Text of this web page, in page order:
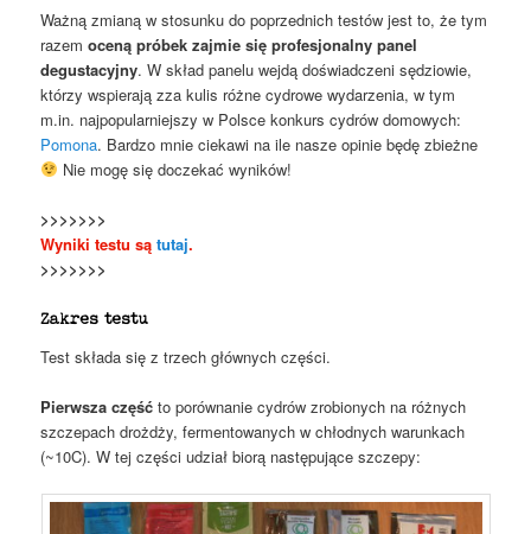
Ważną zmianą w stosunku do poprzednich testów jest to, że tym
razemoceną próbek zajmie się profesjonalny panel
degustacyjny. W skład panelu wejdą doświadczeni sędziowie,
którzy wspierają zza kulis różne cydrowe wydarzenia, w tym
m.in. najpopularniejszy w Polsce konkurs cydrów domowych:
Pomona. Bardzo mnie ciekawi na ile nasze opinie będę zbieżne
Nie mogę się doczekać wyników!
>>>>>>>
Wyniki testu sątutaj.
>>>>>>>
Zakres testu
Test składa się z trzech głównych części.
Pierwsza część to porównanie cydrów zrobionych na różnych
szczepach drożdży, fermentowanych w chłodnych warunkach
(~10C). W tej części udział biorą następujące szczepy: